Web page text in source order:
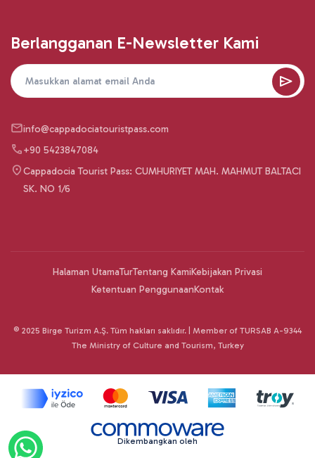
Berlangganan E-Newsletter Kami
info@cappadociatouristpass.com
+90 5423847084
Cappadocia Tourist Pass: CUMHURIYET MAH. MAHMUT BALTACI
SK. NO 1/6
Halaman UtamaTurTentang KamiKebijakan Privasi
Ketentuan PenggunaanKontak
© 2025 Birge Turizm A.Ş. Tüm hakları saklıdır. | Member of TURSAB A-9344
The Ministry of Culture and Tourism, Turkey
Dikembangkan oleh